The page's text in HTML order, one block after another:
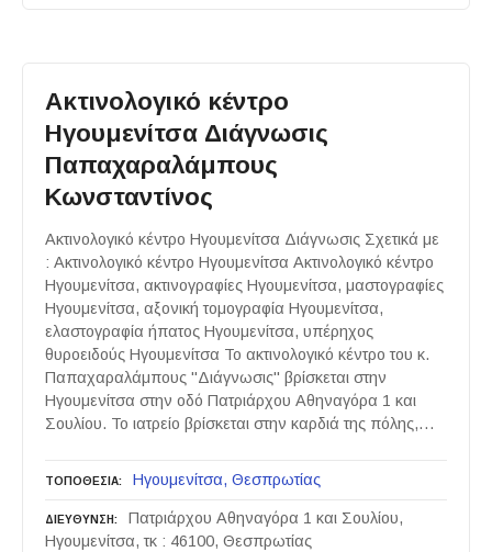
Ακτινολογικό κέντρο
Ηγουμενίτσα Διάγνωσις
Παπαχαραλάμπους
Κωνσταντίνος
Ακτινολογικό κέντρο Ηγουμενίτσα Διάγνωσις Σχετικά με
: Ακτινολογικό κέντρο Ηγουμενίτσα Ακτινολογικό κέντρο
Ηγουμενίτσα, ακτινογραφίες Ηγουμενίτσα, μαστογραφίες
Ηγουμενίτσα, αξονική τομογραφία Ηγουμενίτσα,
ελαστογραφία ήπατος Ηγουμενίτσα, υπέρηχος
θυροειδούς Ηγουμενίτσα Το ακτινολογικό κέντρο του κ.
Παπαχαραλάμπους "Διάγνωσις" βρίσκεται στην
Ηγουμενίτσα στην οδό Πατριάρχου Αθηναγόρα 1 και
Σουλίου. Το ιατρείο βρίσκεται στην καρδιά της πόλης,…
ΤΟΠΟΘΕΣΙΑ Ηγουμενίτσα Θεσπρωτίας
ΔΙΕΥΘΥΝΣΗ
Πατριάρχου Αθηναγόρα 1 και Σουλίου,
Ηγουμενίτσα, τκ : 46100, Θεσπρωτίας